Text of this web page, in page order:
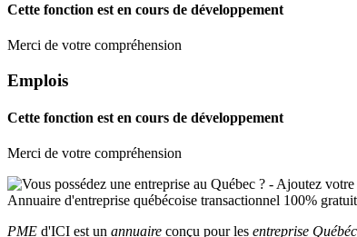
Cette fonction est en cours de développement
Merci de votre compréhension
Emplois
Cette fonction est en cours de développement
Merci de votre compréhension
PME d'ICI est un annuaire conçu pour les entreprise